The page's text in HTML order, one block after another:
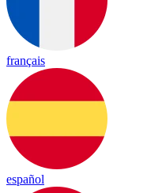
français
español